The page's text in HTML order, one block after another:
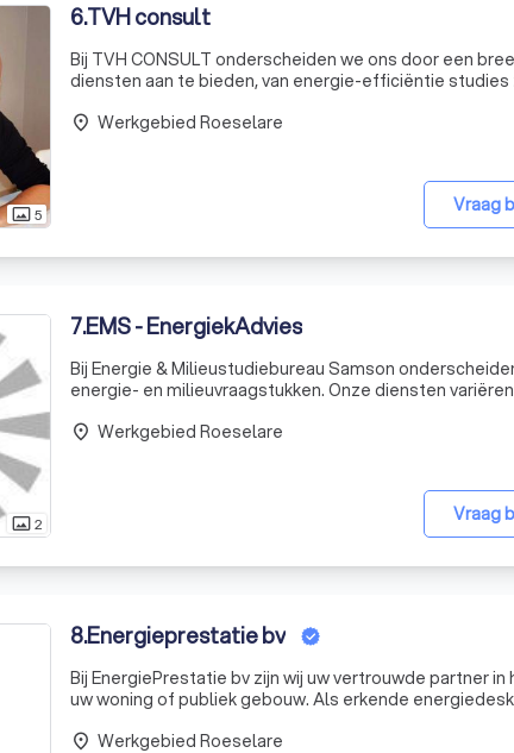
photo_size_select_actual5
6.TVH consult
Bij TVH CONSULT onderscheiden we ons door een
diensten aan te bieden, van energie-efficiëntie
daarom maatwerk aan dat naad
Vraag
place Werkgebied Roeselare
photo_size_select_actual2
7.EMS - EnergiekAdvies
Bij Energie & Milieustudiebureau Samson
energie- en milieuvraagstukken. Onze diensten
ons op
Vraag
place Werkgebied Roeselare
8.Energieprestatie bv
Bij EnergiePrestatie bv zijn wij uw vertrouwde partner
uw woning of publiek gebouw. Als erkende
place Werkgebied Roeselare